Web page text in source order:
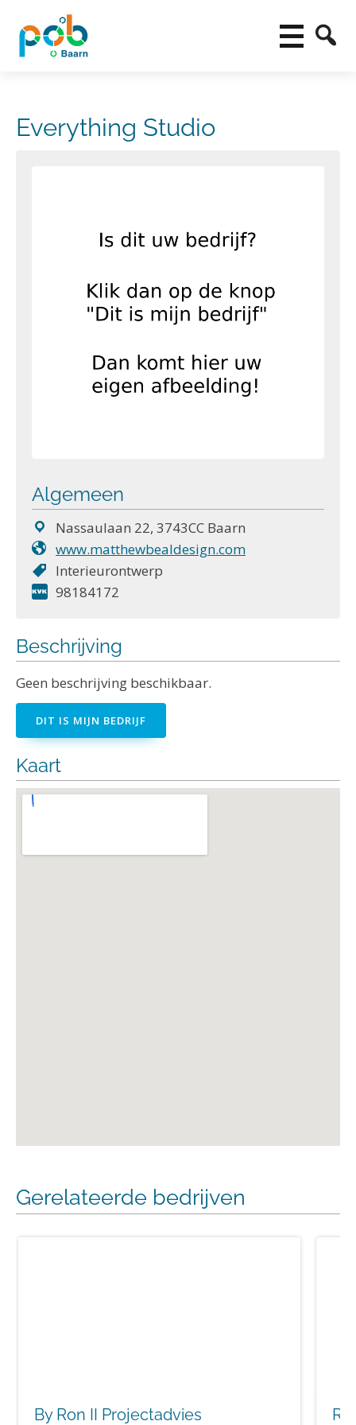
Everything Studio
Algemeen
Nassaulaan 22, 3743CC Baarn
www.matthewbealdesign.com
Interieurontwerp
98184172
Beschrijving
Geen beschrijving beschikbaar.
DIT IS MIJN BEDRIJF
Kaart
Gerelateerde bedrijven
By Ron II Projectadvies